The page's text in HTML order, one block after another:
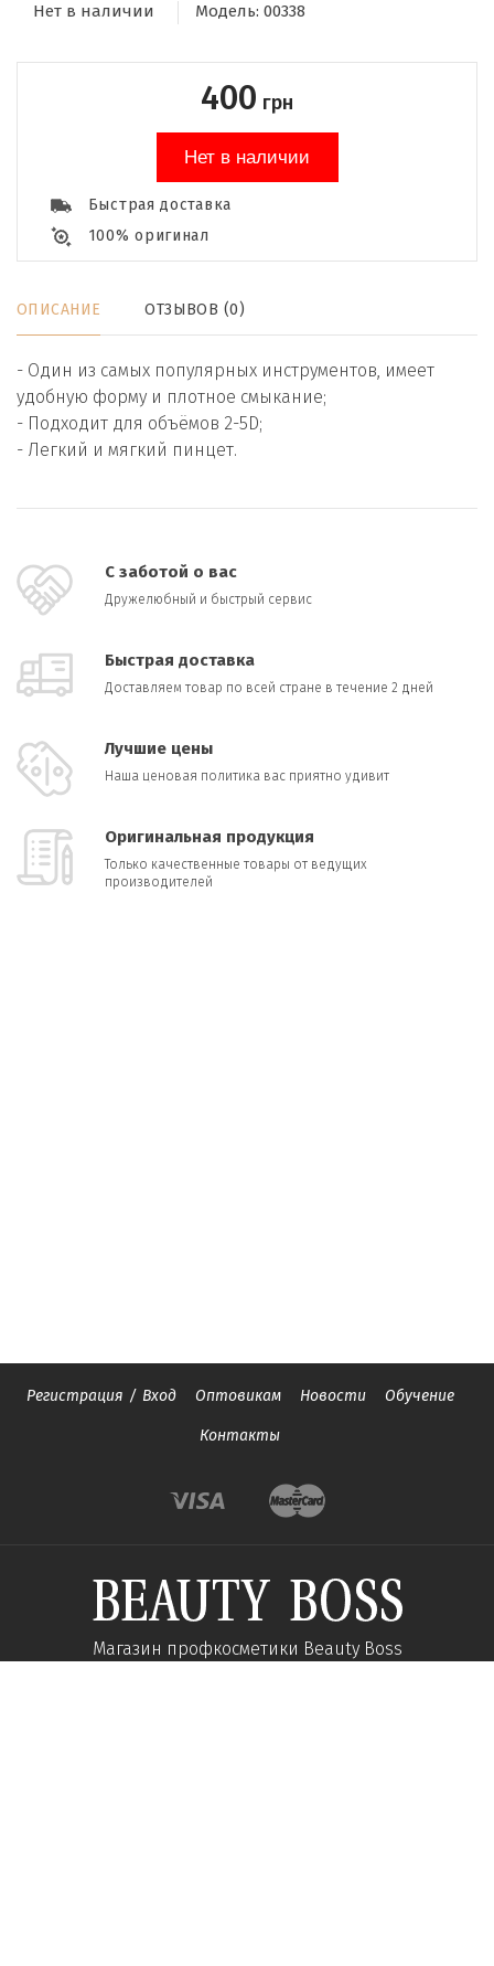
Нет в наличии Модель: 00338
400 грн
Нет в наличии
Быстрая доставка
100% оригинал
ОПИСАНИЕ ОТЗЫВОВ (0)
- Один из самых популярных инструментов, имеет
удобную форму и плотное смыкание;
- Подходит для объёмов 2-5D;
- Легкий и мягкий пинцет.
С заботой о вас
Дружелюбный и быстрый сервис
Быстрая доставка
Доставляем товар по всей стране в течение 2 дней
Лучшие цены
Наша ценовая политика вас приятно удивит
Оригинальная продукция
Только качественные товары от ведущих
производителей
Регистрация / Вход Оптовикам Новости Обучение
Контакты
Магазин профкосметики Beauty Boss